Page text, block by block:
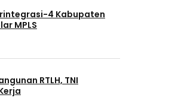
4 Kabupaten
MPLS
RTLH, TNI